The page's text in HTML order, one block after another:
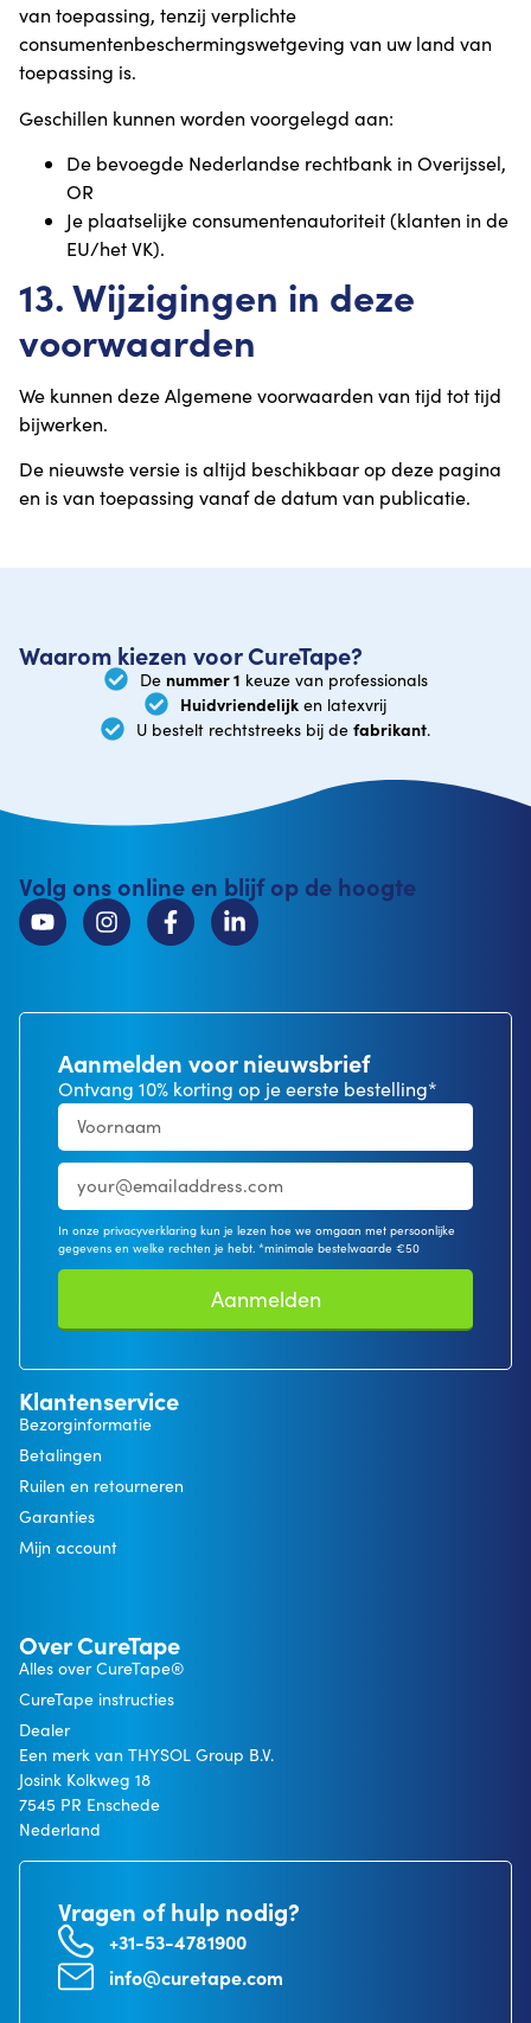
van toepassing, tenzij verplichte
consumentenbeschermingswetgeving van uw land van
toepassing is.
Geschillen kunnen worden voorgelegd aan:
De bevoegde Nederlandse rechtbank in Overijssel,
OR
Je plaatselijke consumentenautoriteit (klanten in de
EU/het VK).
13. Wijzigingen in deze
voorwaarden
We kunnen deze Algemene voorwaarden van tijd tot tijd
bijwerken.
De nieuwste versie is altijd beschikbaar op deze pagina
en is van toepassing vanaf de datum van publicatie.
Waarom kiezen voor CureTape?
De nummer 1 keuze van professionals
Huidvriendelijk en latexvrij
U bestelt rechtstreeks bij de fabrikant.
Volg ons online en blijf op de hoogte
Aanmelden voor nieuwsbrief
Ontvang 10% korting op je eerste bestelling*
In onze privacyverklaring kun je lezen hoe we omgaan met persoonlijke
gegevens en welke rechten je hebt. *minimale bestelwaarde €50
Aanmelden
Klantenservice
Bezorginformatie
Betalingen
Ruilen en retourneren
Garanties
Mijn account
Over CureTape
Alles over CureTape®
CureTape instructies
Dealer
Een merk van THYSOL Group B.V.
Josink Kolkweg 18
7545 PR Enschede
Nederland
Vragen of hulp nodig?
+31-53-4781900
info@curetape.com